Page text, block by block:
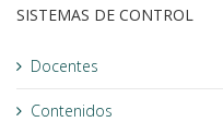
SISTEMAS DE CONTROL
Docentes
Contenidos